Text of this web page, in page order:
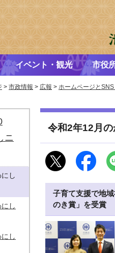
イベント・観光 市役
> 市政情報 > 広報 > ホームページと
令和2年12月
子育て支援で地
のき賞」を受賞
ニ
し
し
し